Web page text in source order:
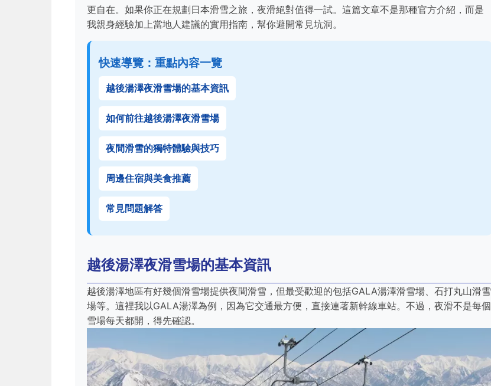
更自在。如果你正在規劃日本滑雪之旅，夜滑絕對值得一試。這篇文章不是那種官方介紹，而是
我親身經驗加上當地人建議的實用指南，幫你避開常見坑洞。
快速導覽：重點內容一覽
越後湯澤夜滑雪場的基本資訊
如何前往越後湯澤夜滑雪場
夜間滑雪的獨特體驗與技巧
周邊住宿與美食推薦
常見問題解答
越後湯澤夜滑雪場的基本資訊
越後湯澤地區有好幾個滑雪場提供夜間滑雪，但最受歡迎的包括GALA湯澤滑雪場、石打丸山滑雪
場等。這裡我以GALA湯澤為例，因為它交通最方便，直接連著新幹線車站。不過，夜滑不是每個
雪場每天都開，得先確認。